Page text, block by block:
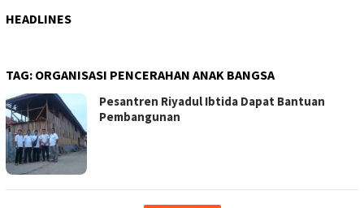
HEADLINES
TAG: ORGANISASI PENCERAHAN ANAK BANGSA
Pesantren Riyadul Ibtida Dapat Bantuan
Pembangunan